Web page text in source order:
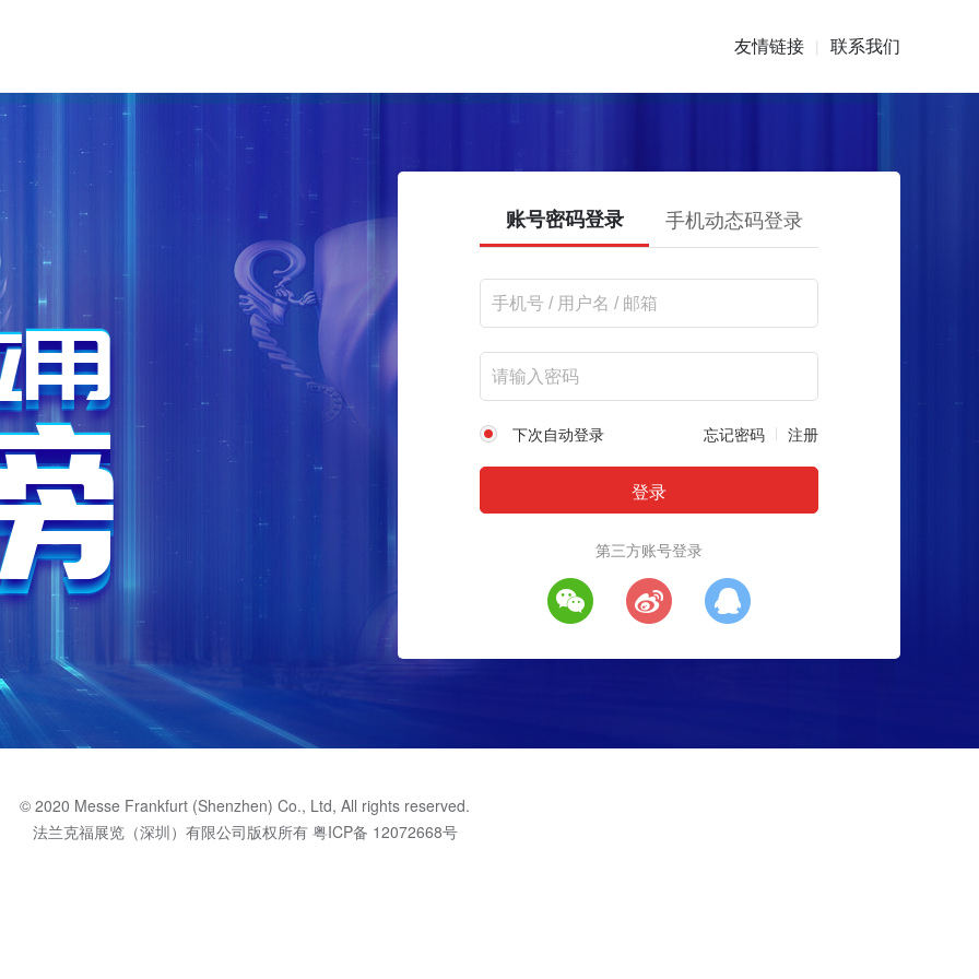
友情链接 | 联系我们
账号密码登录 手机动态码登录
下次自动登录 忘记密码 注册
第三方账号登录
© 2020 Messe Frankfurt (Shenzhen) Co., Ltd, All rights reserved.
法兰克福展览（深圳）有限公司版权所有 粤ICP备 12072668号